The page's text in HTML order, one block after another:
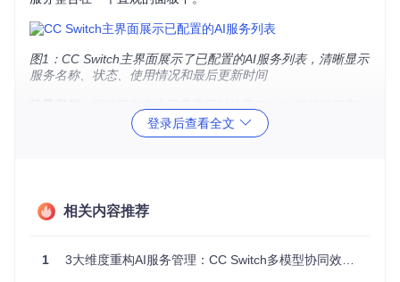
图1：CC Switch主界面展示了已配置的AI服务列表，清晰显示
服务名称、状态、使用情况和最后更新时间
查、Codex进行代码生成和Gemini处理多模态任务。使用CC
Switch后，他可以在一个界面中管理所有服务，查看各自的使
击一下即可完成服务切换，整个过程无缝且即时生效。
登录后查看全文
相关内容推荐
1 3大维度重构AI服务管理：CC Switch多模型协同效率提升指南